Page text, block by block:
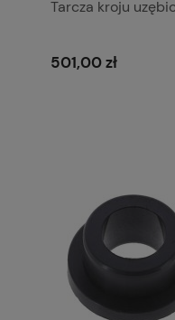
Tarcza kroju
501,00 zł